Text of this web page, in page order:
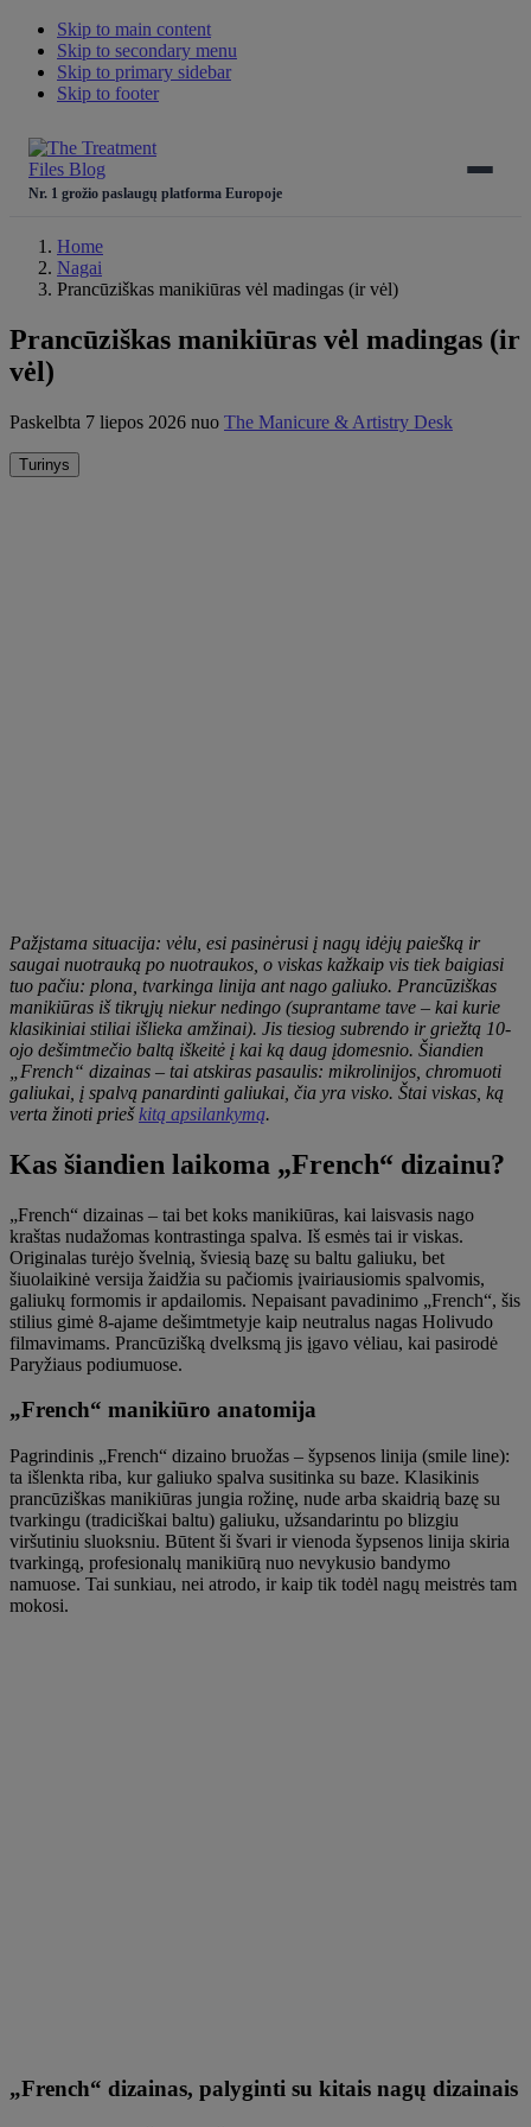
Skip to main content
Skip to secondary menu
Skip to primary sidebar
Skip to footer
Nr. 1 grožio paslaugų platforma Europoje
Home
Nagai
Prancūziškas manikiūras vėl madingas (ir vėl)
Prancūziškas manikiūras vėl madingas (ir
vėl)
Paskelbta 7 liepos 2026 nuo The Manicure & Artistry Desk
Turinys
Pažįstama situacija: vėlu, esi pasinėrusi į nagų idėjų paiešką ir
saugai nuotrauką po nuotraukos, o viskas kažkaip vis tiek baigiasi
tuo pačiu: plona, tvarkinga linija ant nago galiuko. Prancūziškas
manikiūras iš tikrųjų niekur nedingo (suprantame tave – kai kurie
klasikiniai stiliai išlieka amžinai). Jis tiesiog subrendo ir griežtą 10-
ojo dešimtmečio baltą iškeitė į kai ką daug įdomesnio. Šiandien
„French“ dizainas – tai atskiras pasaulis: mikrolinijos, chromuoti
galiukai, į spalvą panardinti galiukai, čia yra visko. Štai viskas, ką
verta žinoti prieškitą apsilankymą.
Kas šiandien laikoma „French“ dizainu?
„French“ dizainas – tai bet koks manikiūras, kai laisvasis nago
kraštas nudažomas kontrastinga spalva. Iš esmės tai ir viskas.
Originalas turėjo švelnią, šviesią bazę su baltu galiuku, bet
šiuolaikinė versija žaidžia su pačiomis įvairiausiomis spalvomis,
galiukų formomis ir apdailomis. Nepaisant pavadinimo „French“, šis
stilius gimė 8-ajame dešimtmetyje kaip neutralus nagas Holivudo
filmavimams. Prancūzišką dvelksmą jis įgavo vėliau, kai pasirodė
Paryžiaus podiumuose.
„French“ manikiūro anatomija
Pagrindinis „French“ dizaino bruožas – šypsenos linija (smile line):
ta išlenkta riba, kur galiuko spalva susitinka su baze. Klasikinis
prancūziškas manikiūras jungia rožinę, nude arba skaidrią bazę su
tvarkingu (tradiciškai baltu) galiuku, užsandarintu po blizgiu
viršutiniu sluoksniu. Būtent ši švari ir vienoda šypsenos linija skiria
tvarkingą, profesionalų manikiūrą nuo nevykusio bandymo
namuose. Tai sunkiau, nei atrodo, ir kaip tik todėl nagų meistrės tam
mokosi.
„French“ dizainas, palyginti su kitais nagų dizainais